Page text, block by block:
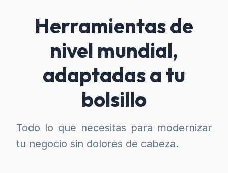
Herramientas de
nivel mundial,
adaptadas a tu
bolsillo
Todo lo que necesitas para modernizar
tu negocio sin dolores de cabeza.